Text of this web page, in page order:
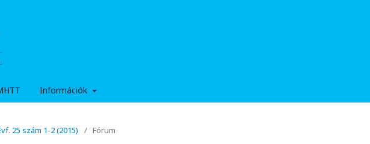
Információk
25 szám 1-2 (2015) / Fórum